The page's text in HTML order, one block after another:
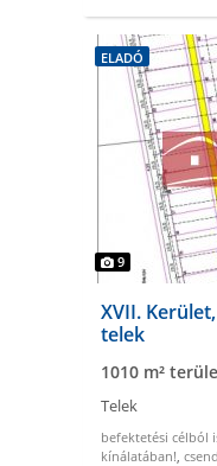
ELADÓ
9
XVII.
telek
1010 m²
Telek
befektetési célból
kínálatában!,